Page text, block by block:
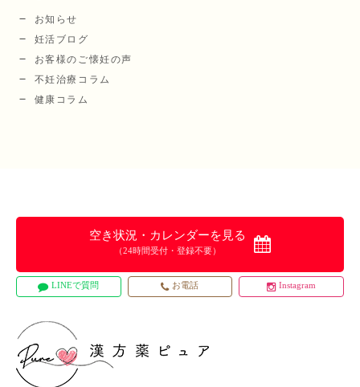
お知らせ
妊活ブログ
お客様のご懐妊の声
不妊治療コラム
健康コラム
空き状況・カレンダーを見る
（24時間受付・登録不要）
LINEで質問 お電話 Instagram